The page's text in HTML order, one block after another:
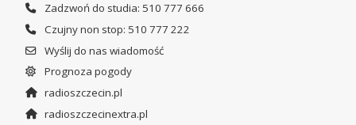
Zadzwoń do studia: 510 777 666
Czujny non stop: 510 777 222
Wyślij do nas wiadomość
Prognoza pogody
radioszczecin.pl
radioszczecinextra.pl